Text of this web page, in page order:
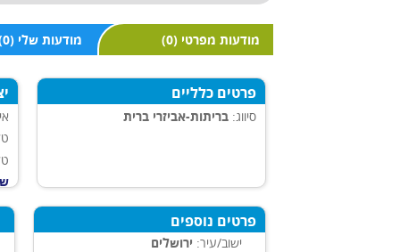
(0) מודעות מפרטי (0) מודעות שלי
פרטים כלליים
סיווג: בריתות-אביזרי ברית
פרטים נוספים
ישוב/עיר: ירושלים